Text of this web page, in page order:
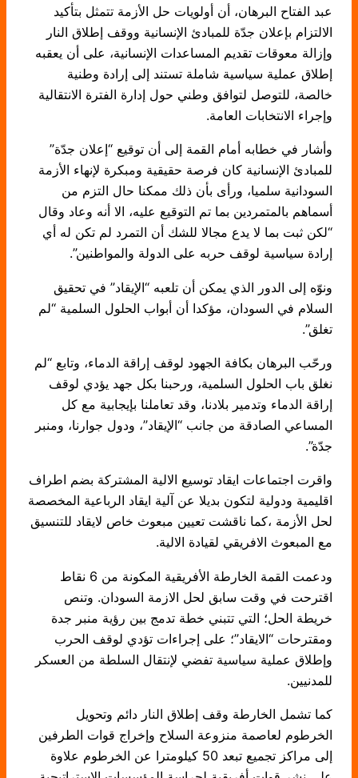
عبد الفتاح البرهان، أن أولويات حل الأزمة تتمثل بتأكيد
الالتزام بإعلان جدّة للمبادئ الإنسانية ووقف إطلاق النار
وإزالة معوقات تقديم المساعدات الإنسانية، على أن يعقبه
إطلاق عملية سياسية شاملة تستند إلى إرادة وطنية
خالصة، للتوصل لتوافق وطني حول إدارة الفترة الانتقالية
وإجراء الانتخابات العامة.
وأشار في خطابه أمام القمة إلى أن توقيع “إعلان جدّة”
للمبادئ الإنسانية كان فرصة حقيقية ومبكرة لإنهاء الأزمة
السودانية سلميا، ورأى بأن ذلك ممكنا حال التزم من
أسماهم بالمتمردين بما تم التوقيع عليه، الا أنه وعاد وقال
“لكن ثبت بما لا يدع مجالا للشك أن التمرد لم تكن له أي
إرادة سياسية لوقف حربه على الدولة والمواطنين”.
ونوّه إلى الدور الذي يمكن أن تلعبه “الإيقاد” في تحقيق
السلام في السودان، مؤكدا أن أبواب الحلول السلمية “لم
تغلق”.
ورحّب البرهان بكافة الجهود لوقف إراقة الدماء، وتابع “لم
نغلق باب الحلول السلمية، ورحبنا بكل جهد يؤدي لوقف
إراقة الدماء وتدمير بلادنا، وقد تعاملنا بإيجابية مع كل
المساعي الصادقة من جانب “الإيقاد”، ودول جوارنا، ومنبر
جدّة”.
واقرت اجتماعات ايقاد توسيع الالية المشتركة بضم اطراف
اقليمية ودولية لتكون بديلا عن آلية ايقاد الرباعية المخصصة
لحل الأزمة ،كما ناقشت تعيين مبعوث خاص لايقاد للتنسيق
مع المبعوث الافريقي لقيادة الالية.
ودعمت القمة الخارطة الأفريقية المكونة من 6 نقاط
اقترحت في وقت سابق لحل الازمة السودان. وتنص
خريطة الحل؛ التي تتبني خطة تدمج بين رؤية منبر جدة
ومقترحات “الايقاد”؛ على إجراءات تؤدي لوقف الحرب
وإطلاق عملية سياسية تفضي لإنتقال السلطة من العسكر
للمدنيين.
كما تشمل الخارطة وقف إطلاق النار دائم وتحويل
الخرطوم لعاصمة منزوعة السلاح وإخراج قوات الطرفين
إلى مراكز تجميع تبعد 50 كيلومترا عن الخرطوم علاوة